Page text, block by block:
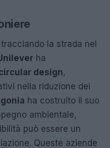
la strada nel
ha
design,
nella riduzione dei
ha costruito il suo
ambientale,
può essere un
Queste aziende